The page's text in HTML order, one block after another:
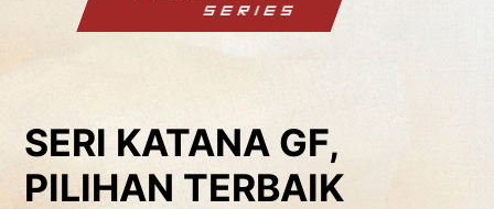
SERI KATANA GF,
PILIHAN TERBAIK